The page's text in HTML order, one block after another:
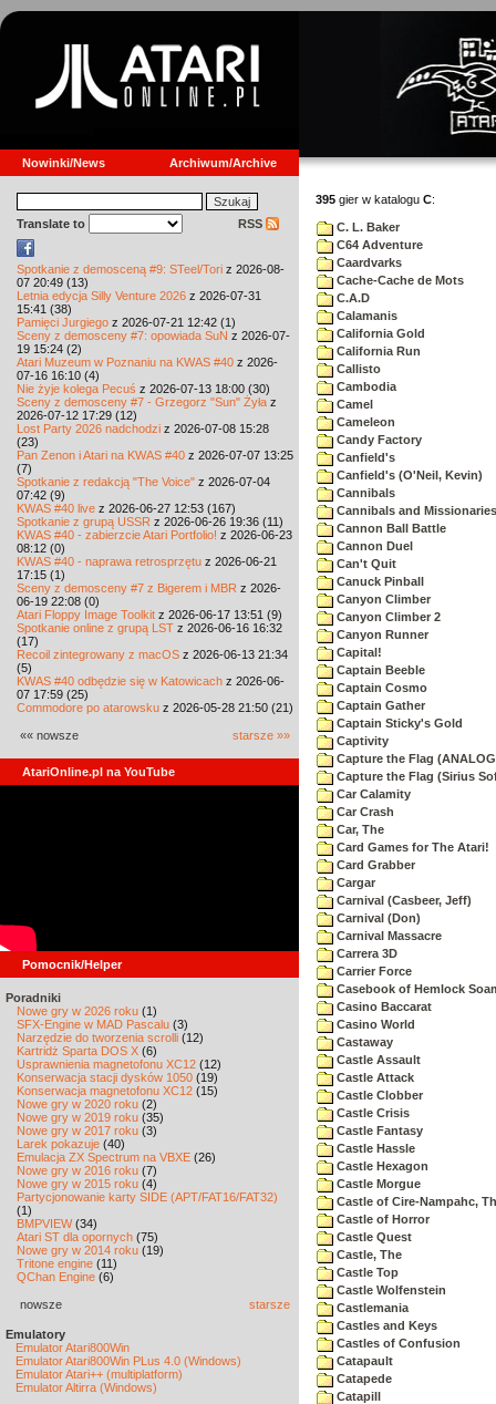
Nowinki/News Archiwum/Archive
Translate to RSS
Spotkanie z demosceną #9: STeel/Tori z 2026-08-
07 20:49 (13)
Letnia edycja Silly Venture 2026 z 2026-07-31
15:41 (38)
Pamięci Jurgiego z 2026-07-21 12:42 (1)
Sceny z demosceny #7: opowiada SuN z 2026-07-
19 15:24 (2)
Atari Muzeum w Poznaniu na KWAS #40 z 2026-
07-16 16:10 (4)
Nie żyje kolega Pecuś z 2026-07-13 18:00 (30)
Sceny z demosceny #7 - Grzegorz "Sun" Żyła z
2026-07-12 17:29 (12)
Lost Party 2026 nadchodzi z 2026-07-08 15:28
(23)
Pan Zenon i Atari na KWAS #40 z 2026-07-07 13:25
(7)
Spotkanie z redakcją "The Voice" z 2026-07-04
07:42 (9)
KWAS #40 live z 2026-06-27 12:53 (167)
Spotkanie z grupą USSR z 2026-06-26 19:36 (11)
KWAS #40 - zabierzcie Atari Portfolio! z 2026-06-23
08:12 (0)
KWAS #40 - naprawa retrosprzętu z 2026-06-21
17:15 (1)
Sceny z demosceny #7 z Bigerem i MBR z 2026-
06-19 22:08 (0)
Atari Floppy Image Toolkit z 2026-06-17 13:51 (9)
Spotkanie online z grupą LST z 2026-06-16 16:32
(17)
Recoil zintegrowany z macOS z 2026-06-13 21:34
(5)
KWAS #40 odbędzie się w Katowicach z 2026-06-
07 17:59 (25)
Commodore po atarowsku z 2026-05-28 21:50 (21)
«« nowsze starsze »»
AtariOnline.pl na YouTube
Pomocnik/Helper
Poradniki
Nowe gry w 2026 roku (1)
SFX-Engine w MAD Pascalu (3)
Narzędzie do tworzenia scrolli (12)
Kartridż Sparta DOS X (6)
Usprawnienia magnetofonu XC12 (12)
Konserwacja stacji dysków 1050 (19)
Konserwacja magnetofonu XC12 (15)
Nowe gry w 2020 roku (2)
Nowe gry w 2019 roku (35)
Nowe gry w 2017 roku (3)
Larek pokazuje (40)
Emulacja ZX Spectrum na VBXE (26)
Nowe gry w 2016 roku (7)
Nowe gry w 2015 roku (4)
Partycjonowanie karty SIDE (APT/FAT16/FAT32)
(1)
BMPVIEW(34)
Atari ST dla opornych (75)
Nowe gry w 2014 roku (19)
Tritone engine (11)
QChan Engine (6)
nowsze starsze
Emulatory
Emulator Atari800Win
Emulator Atari800Win PLus 4.0 (Windows)
Emulator Atari++ (multiplatform)
Emulator Altirra (Windows)
395 gier w katalogu C:
C. L. Baker
C64 Adventure
Caardvarks
Cache-Cache de Mots
C.A.D
Calamanis
California Gold
California Run
Callisto
Cambodia
Camel
Cameleon
Candy Factory
Canfield's
Canfield's (O'Neil, Kevin)
Cannibals
Cannibals and Missionaries
Cannon Ball Battle
Cannon Duel
Can't Quit
Canuck Pinball
Canyon Climber
Canyon Climber 2
Canyon Runner
Capital!
Captain Beeble
Captain Cosmo
Captain Gather
Captain Sticky's Gold
Captivity
Capture the Flag
Capture the Flag (Sirius
Car Calamity
Car Crash
Car, The
Card Games for The Atari!
Card Grabber
Cargar
Carnival (Casbeer, Jeff)
Carnival (Don)
Carnival Massacre
Carrera 3D
Carrier Force
Casebook of Hemlock
Casino Baccarat
Casino World
Castaway
Castle Assault
Castle Attack
Castle Clobber
Castle Crisis
Castle Fantasy
Castle Hassle
Castle Hexagon
Castle Morgue
Castle of Cire-Nampahc,
Castle of Horror
Castle Quest
Castle, The
Castle Top
Castle Wolfenstein
Castlemania
Castles and Keys
Castles of Confusion
Catapault
Catapede
Catapill